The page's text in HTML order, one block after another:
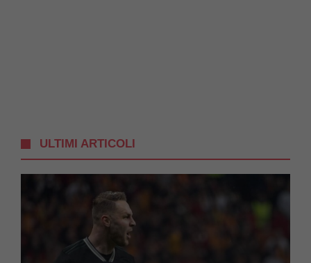
ULTIMI ARTICOLI